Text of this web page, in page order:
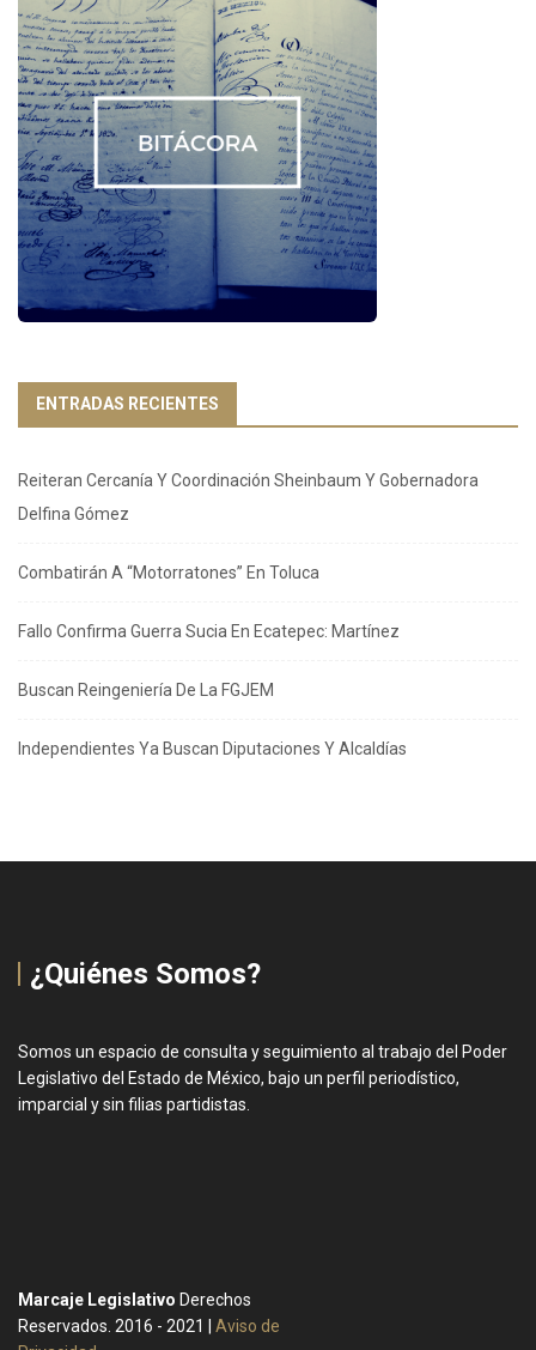
ENTRADAS RECIENTES
Reiteran Cercanía Y Coordinación Sheinbaum Y Gobernadora
Delfina Gómez
Combatirán A “Motorratones” En Toluca
Fallo Confirma Guerra Sucia En Ecatepec: Martínez
Buscan Reingeniería De La FGJEM
Independientes Ya Buscan Diputaciones Y Alcaldías
¿Quiénes Somos?
Somos un espacio de consulta y seguimiento al trabajo del Poder
Legislativo del Estado de México, bajo un perfil periodístico,
imparcial y sin filias partidistas.
Marcaje Legislativo Derechos
Reservados. 2016 - 2021 | Aviso de